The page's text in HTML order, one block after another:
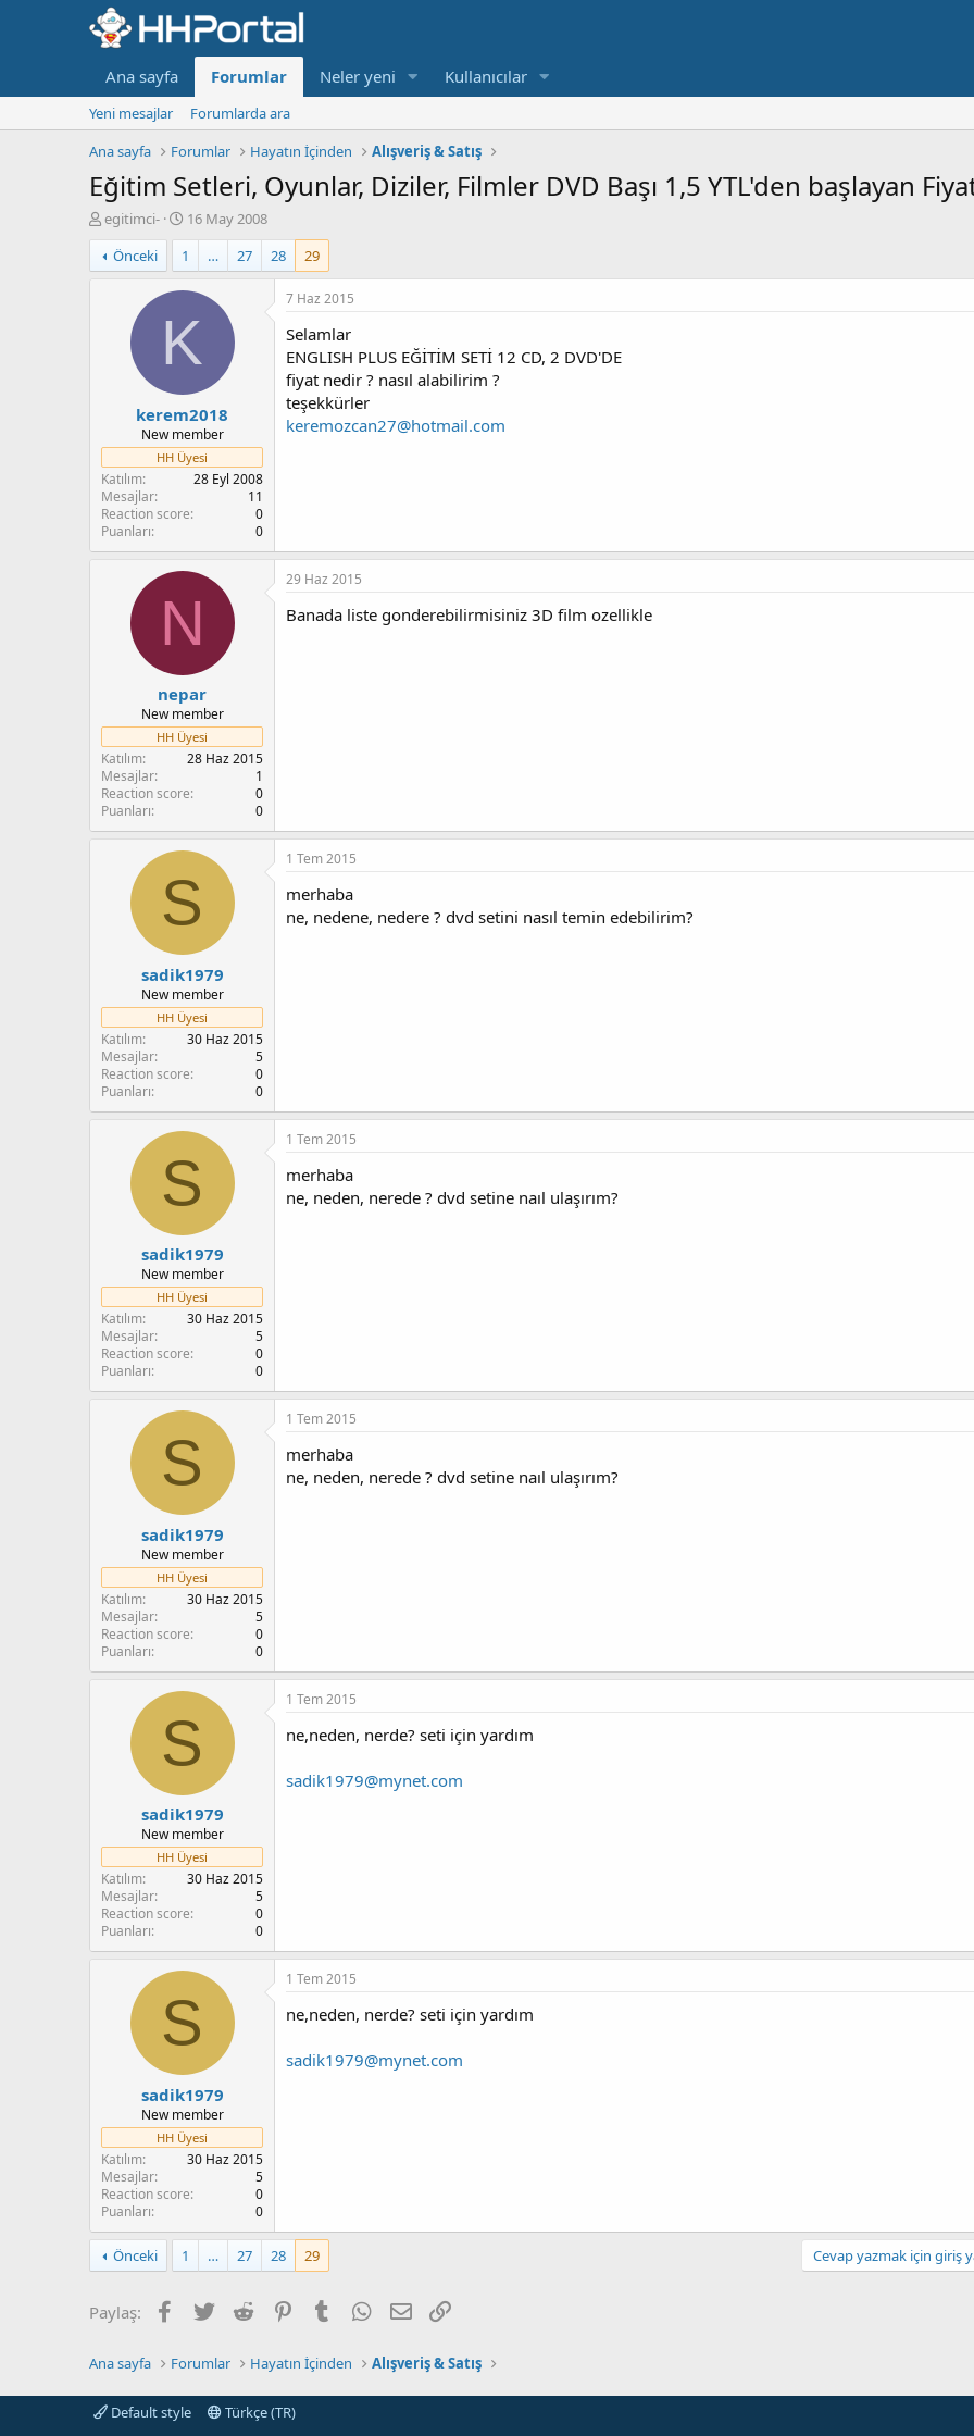
Ana sayfa Forumlar Neler yeni Kullanıcılar
Yeni mesajlar
Forumlarda ara
Ana sayfa
Forumlar Hayatın İçinden Alışveriş & Satış
Eğitim Setleri, Oyunlar, Diziler, Filmler DVD Başı 1,5 YTL'den başlayan
K
o
n
b
t
a
n
egitimci-
B
a
ş
l
a
g
ı
t
a
r
i
h
16 May 2008
Önceki
1 … 27 28 29
K
kerem2018
New member
HH Üyesi
Katılım
28 Eyl 2008
Mesajlar
11
Reaction score
0
Puanları
0
7 Haz 2015
Selamlar
ENGLISH PLUS EĞİTİM SETİ 12 CD, 2 DVD'DE
fiyat nedir ? nasıl alabilirim ?
teşekkürler
keremozcan27@hotmail.com
N
nepar
New member
HH Üyesi
Katılım
28 Haz 2015
Mesajlar
1
Reaction score
0
Puanları
0
29 Haz 2015
Banada liste gonderebilirmisiniz 3D film ozellikle
S
sadik1979
New member
HH Üyesi
Katılım
30 Haz 2015
Mesajlar
5
Reaction score
0
Puanları
0
1 Tem 2015
merhaba
ne, nedene, nedere ? dvd setini nasıl temin edebilirim?
S
sadik1979
New member
HH Üyesi
Katılım
30 Haz 2015
Mesajlar
5
Reaction score
0
Puanları
0
1 Tem 2015
merhaba
ne, neden, nerede ? dvd setine naıl ulaşırım?
S
sadik1979
New member
HH Üyesi
Katılım
30 Haz 2015
Mesajlar
5
Reaction score
0
Puanları
0
1 Tem 2015
merhaba
ne, neden, nerede ? dvd setine naıl ulaşırım?
S
sadik1979
New member
HH Üyesi
Katılım
30 Haz 2015
Mesajlar
5
Reaction score
0
Puanları
0
1 Tem 2015
ne,neden, nerde? seti için yardım
sadik1979@mynet.com
S
sadik1979
New member
HH Üyesi
Katılım
30 Haz 2015
Mesajlar
5
Reaction score
0
Puanları
0
1 Tem 2015
ne,neden, nerde? seti için yardım
sadik1979@mynet.com
Önceki 1 … 27 28 29 Cevap yazmak için giriş
Paylaş: Facebook
Twitter Reddit PinterestTumblr WhatsApp
E-posta
Ana sayfa Forumlar Hayatın İçinden Alışveriş & Satış
Default style Türkçe (TR)